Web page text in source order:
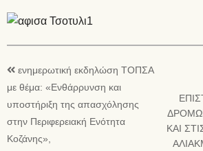
ενημερωτική εκδηλώση ΤΟΠΣΑ
με θέμα: «Ενθάρρυνση και
υποστήριξη της απασχόλησης
στην Περιφερειακή Ενότητα
Κοζάνης»,
ΚΑΙ